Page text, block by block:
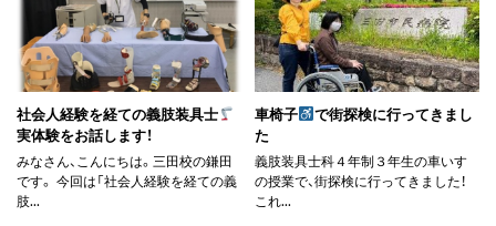
社会人経験を経ての義肢装具士
実体験をお話します！
みなさん、こんにちは。三田校の鎌田
です。 今回は「社会人経験を経ての義
肢...
車椅子
で街探検に行ってきまし
た
義肢装具士科４年制３年生の車いす
の授業で、街探検に行ってきました！
これ...